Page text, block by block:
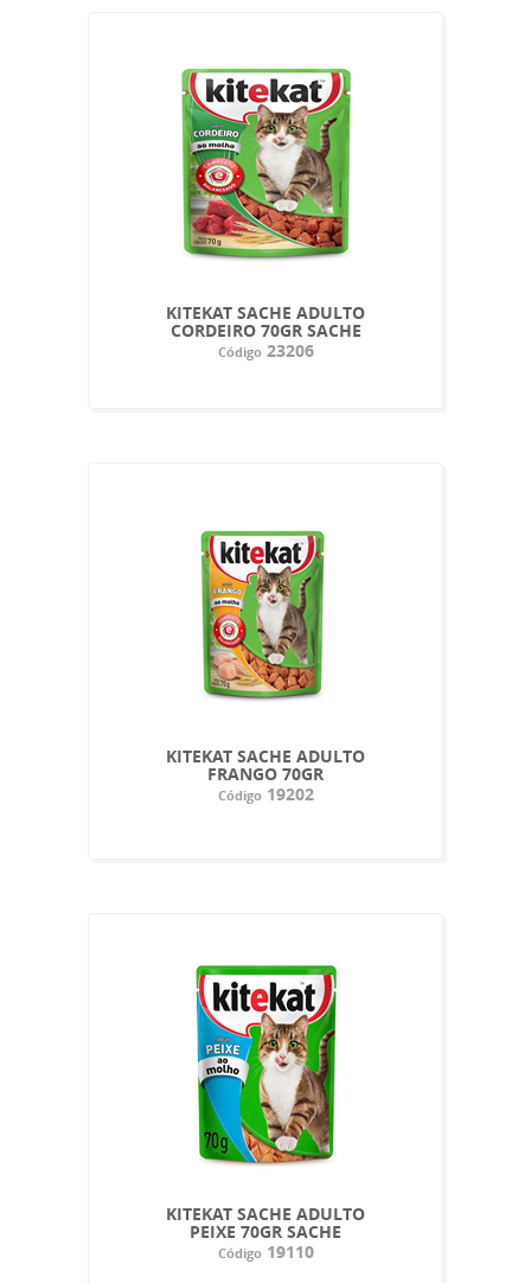
KITEKAT SACHE ADULTO
CORDEIRO 70GR SACHE
Código23206
KITEKAT SACHE ADULTO
FRANGO 70GR
Código19202
KITEKAT SACHE ADULTO
PEIXE 70GR SACHE
Código19110